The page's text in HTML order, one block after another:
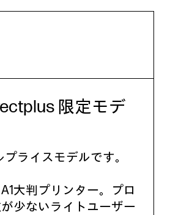
限定モデ
ライスモデルです。
大判プリンター。プロ
少ないライトユーザー